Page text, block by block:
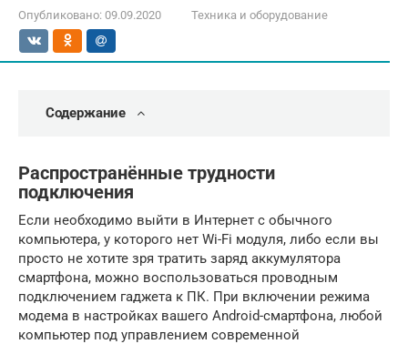
Опубликовано: 09.09.2020 Техника и оборудование
Содержание
Распространённые трудности
подключения
Если необходимо выйти в Интернет с обычного
компьютера, у которого нет Wi-Fi модуля, либо если вы
просто не хотите зря тратить заряд аккумулятора
смартфона, можно воспользоваться проводным
подключением гаджета к ПК. При включении режима
модема в настройках вашего Android-смартфона, любой
компьютер под управлением современной